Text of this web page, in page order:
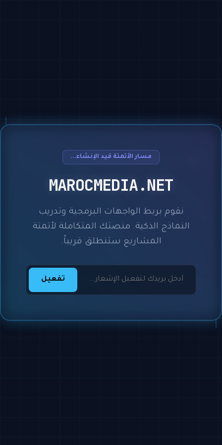
مسار الأتمتة قيد الإنشاء...
MAROCMEDIA.NET
نقوم بربط الواجهات البرمجية وتدريب
النماذج الذكية. منصتك المتكاملة لأتمتة
المشاريع ستنطلق قريباً.
تفعيل